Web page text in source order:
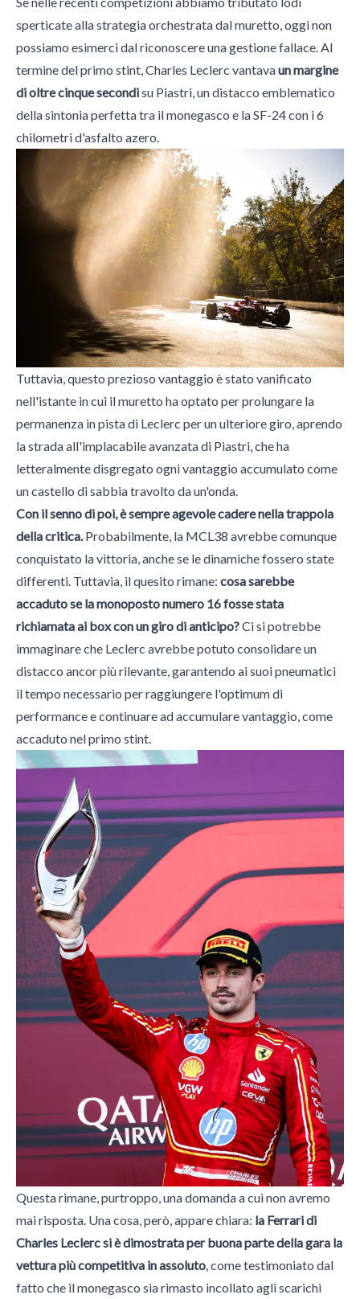
sperticate alla strategia orchestrata dal muretto, oggi non
possiamo esimerci dal riconoscere una gestione fallace. Al
termine del primo stint, Charles Leclerc vantavaun margine
di oltre cinque secondisu Piastri, un distacco emblematico
della sintonia perfetta tra il monegasco e la SF-24 con i 6
chilometri d'asfalto azero.
Tuttavia, questo prezioso vantaggio è stato vanificato
nell'istante in cui il muretto ha optato per prolungare la
permanenza in pista di Leclerc per un ulteriore giro, aprendo
la strada all'implacabile avanzata di Piastri, che ha
letteralmente disgregato ogni vantaggio accumulato come
un castello di sabbia travolto da un'onda.
Con il senno di poi, è sempre agevole cadere nella trappola
della critica. Probabilmente, la MCL38 avrebbe comunque
conquistato la vittoria, anche se le dinamiche fossero state
differenti. Tuttavia, il quesito rimane: cosa sarebbe
accaduto se la monoposto numero 16 fosse stata
richiamata ai box con un giro di anticipo?Ci si potrebbe
immaginare che Leclerc avrebbe potuto consolidare un
distacco ancor più rilevante, garantendo ai suoi pneumatici
il tempo necessario per raggiungere l'optimum di
performance e continuare ad accumulare vantaggio, come
accaduto nel primo stint.
Questa rimane, purtroppo, una domanda a cui non avremo
mai risposta. Una cosa, però, appare chiara: la Ferrari di
Charles Leclerc si è dimostrata per buona parte della gara la
vettura più competitiva in assoluto, come testimoniato dal
fatto che il monegasco sia rimasto incollato agli scarichi